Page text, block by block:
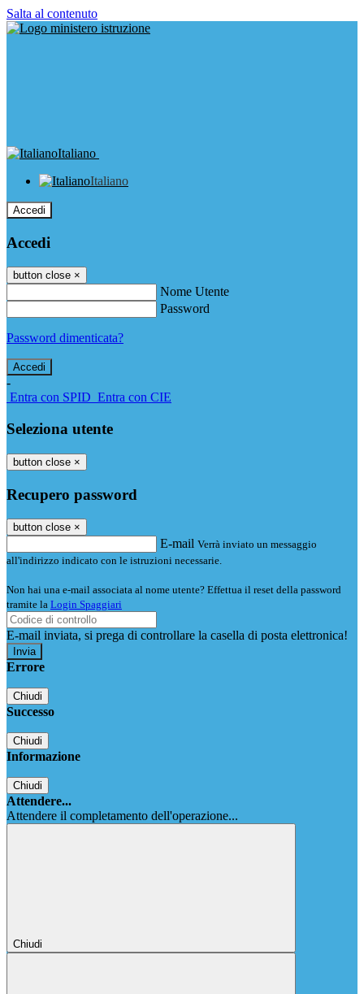
Salta al contenuto
Italiano
Italiano
Accedi
Accedi
button close ×
Nome Utente
Password
Password dimenticata?
-
Entra con SPID Entra con CIE
Seleziona utente
button close ×
Recupero password
button close ×
E-mail Verrà inviato un messaggio
all'indirizzo indicato con le istruzioni necessarie.
Non hai una e-mail associata al nome utente? Effettua il reset della password
tramite la Login Spaggiari
E-mail inviata, si prega di controllare la casella di posta elettronica!
Errore
Chiudi
Successo
Chiudi
Informazione
Chiudi
Attendere...
Attendere il completamento dell'operazione...
Chiudi